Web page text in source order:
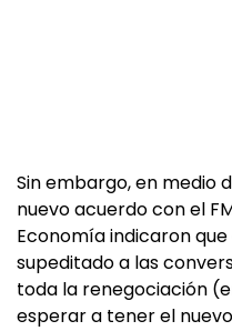
Sin embargo, en medio
nuevo acuerdo con el
Economía indicaron
supeditado a las
toda la renegociación
esperar a tener el